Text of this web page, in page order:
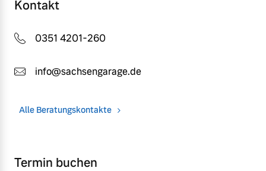
Kontakt
0351 4201-260
info@sachsengarage.de
Alle Beratungskontakte
Termin buchen